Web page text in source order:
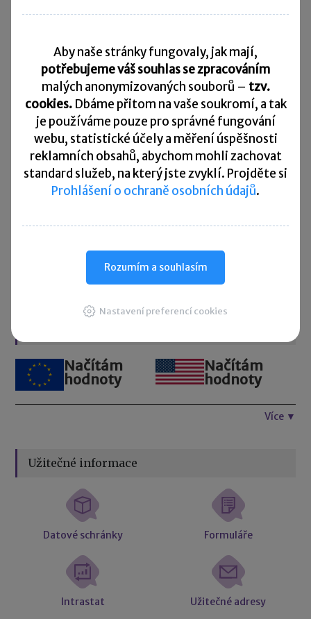
10. 8. 2026
Splatnost daně za červen 2026
20. 8. 2026
Měsíční odvod úhrnu sražených záloh na daň z příjmů
fyzických osob ze závislé činnosti za červenec 2026
20. 8. 2026
Splatnost paušální zálohy
24. 8. 2026
Daňové přiznání a splatnost daně za červenec 2026
Přehled všech termínů ►
Načítám
hodnoty
Načítám
hodnoty
Více ▼
Užitečné informace
Datové schránky Formuláře
Intrastat Užitečné adresy
Aby naše stránky fungovaly, jak mají,
potřebujeme váš souhlas se zpracováním
malých anonymizovaných souborů – tzv.
cookies. Dbáme přitom na vaše soukromí, a tak
je používáme pouze pro správné fungování
webu, statistické účely a měření úspěšnosti
reklamních obsahů, abychom mohli zachovat
standard služeb, na který jste zvyklí. Projděte si
Prohlášení o ochraně osobních údajů.
Rozumím a souhlasím
Nastavení preferencí cookies